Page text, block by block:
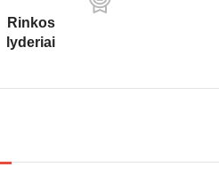
Rinkos
lyderiai